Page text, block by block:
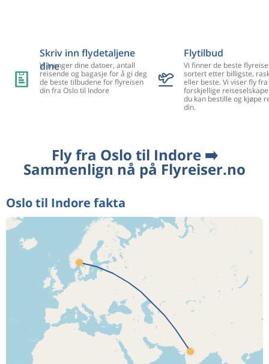
Skriv inn flydetaljene
dine
Vi trenger dine datoer, antall
reisende og bagasje for å gi deg
de beste tilbudene for flyreisen
din fra Oslo til Indore
Flytilbud
Vi finner de beste
sortert etter billigste,
eller beste. Vi viser fly
forskjellige
du kan bestille og kjøpe
din.
Fly fra Oslo til Indore ➡️
Sammenlign nå på Flyreiser.no
Oslo til Indore fakta